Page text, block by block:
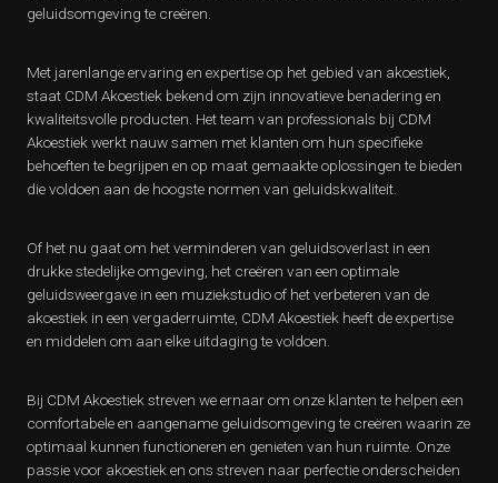
geluidsomgeving te creëren.
Met jarenlange ervaring en expertise op het gebied van akoestiek,
staat CDM Akoestiek bekend om zijn innovatieve benadering en
kwaliteitsvolle producten. Het team van professionals bij CDM
Akoestiek werkt nauw samen met klanten om hun specifieke
behoeften te begrijpen en op maat gemaakte oplossingen te bieden
die voldoen aan de hoogste normen van geluidskwaliteit.
Of het nu gaat om het verminderen van geluidsoverlast in een
drukke stedelijke omgeving, het creëren van een optimale
geluidsweergave in een muziekstudio of het verbeteren van de
akoestiek in een vergaderruimte, CDM Akoestiek heeft de expertise
en middelen om aan elke uitdaging te voldoen.
Bij CDM Akoestiek streven we ernaar om onze klanten te helpen een
comfortabele en aangename geluidsomgeving te creëren waarin ze
optimaal kunnen functioneren en genieten van hun ruimte. Onze
passie voor akoestiek en ons streven naar perfectie onderscheiden